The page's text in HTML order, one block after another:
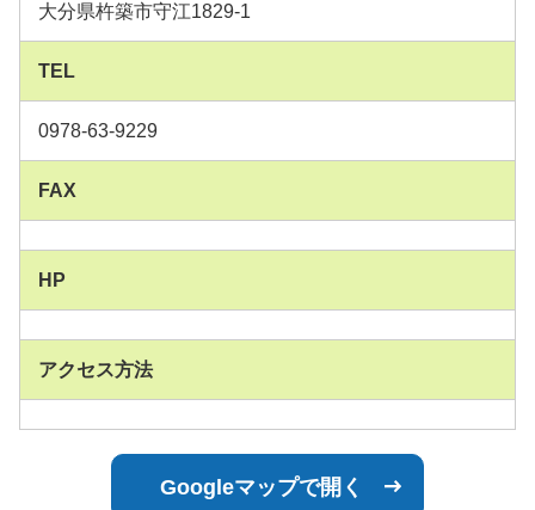
大分県杵築市守江1829-1
TEL
0978-63-9229
FAX
HP
アクセス方法
Googleマップで開く